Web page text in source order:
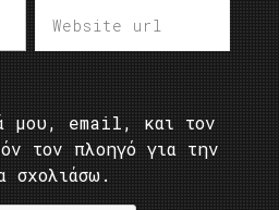
μου, email, και τον
τον πλοηγό για την
σχολιάσω.